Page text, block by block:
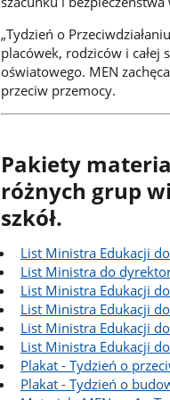
„Tydzień o
placówek, rodziców i całej
oświatowego. MEN
przeciw przemocy.
Pakiety
różnych grup
szkół.
List Ministra Edukacji
List Ministra do
List Ministra Edukacji
List Ministra Edukacji
List Ministra Edukacji
List Ministra Edukacji
Plakat - Tydzień o
Plakat - Tydzień o